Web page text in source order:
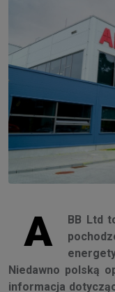
A
BB Ltd
Niedawno polską
informacja